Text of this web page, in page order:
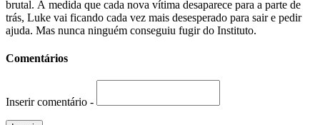
brutal. À medida que cada nova vítima desaparece para a parte de
trás, Luke vai ficando cada vez mais desesperado para sair e pedir
ajuda. Mas nunca ninguém conseguiu fugir do Instituto.
Comentários
Inserir comentário -